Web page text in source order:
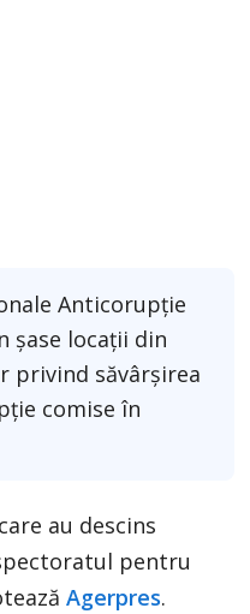
Anticorupţie
şase locaţii din
privind săvârşirea
comise în
au descins
pentru
Agerpres.